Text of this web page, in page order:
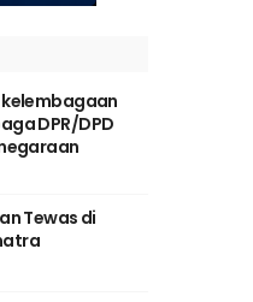
DPR/DPD
Tewas di